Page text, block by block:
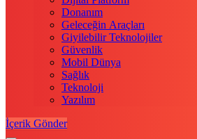
Donanım
Geleceğin Araçları
Giyilebilir Teknolojiler
Güvenlik
Mobil Dünya
Sağlık
Teknoloji
Yazılım
İçerik Gönder